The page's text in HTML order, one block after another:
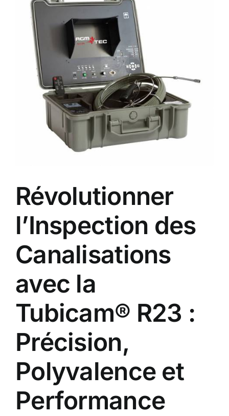
Révolutionner
l’Inspection des
Canalisations
avec la
Tubicam® R23 :
Précision,
Polyvalence et
Performance